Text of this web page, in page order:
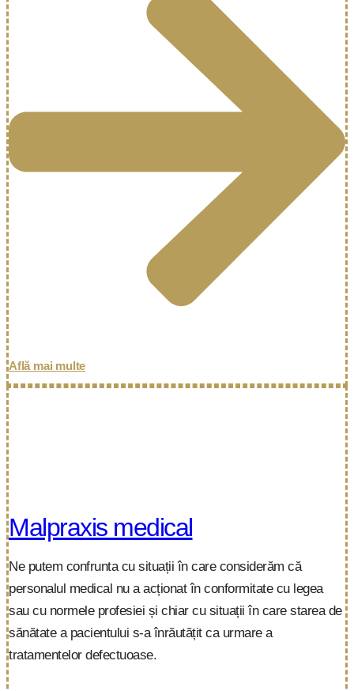
Află mai multe
Malpraxis medical
Ne putem confrunta cu situații în care considerăm că
personalul medical nu a acționat în conformitate cu legea
sau cu normele profesiei și chiar cu situații în care starea de
sănătate a pacientului s-a înrăutățit ca urmare a
tratamentelor defectuoase.